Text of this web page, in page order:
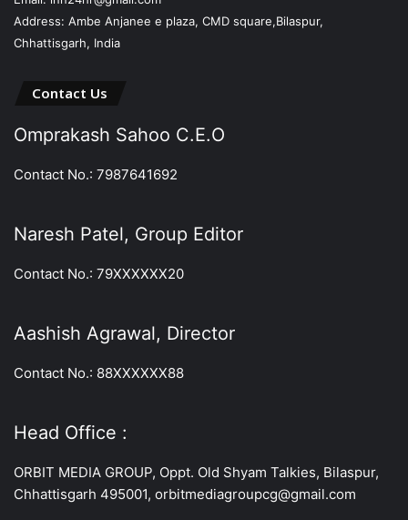
Address: Ambe Anjanee e plaza, CMD square,Bilaspur,
Chhattisgarh, India
Contact Us
Omprakash Sahoo C.E.O
Contact No.: 7987641692
Naresh Patel, Group Editor
Contact No.: 79XXXXXX20
Aashish Agrawal, Director
Contact No.: 88XXXXXX88
Head Office :
ORBIT MEDIA GROUP, Oppt. Old Shyam Talkies, Bilaspur,
Chhattisgarh 495001, orbitmediagroupcg@gmail.com